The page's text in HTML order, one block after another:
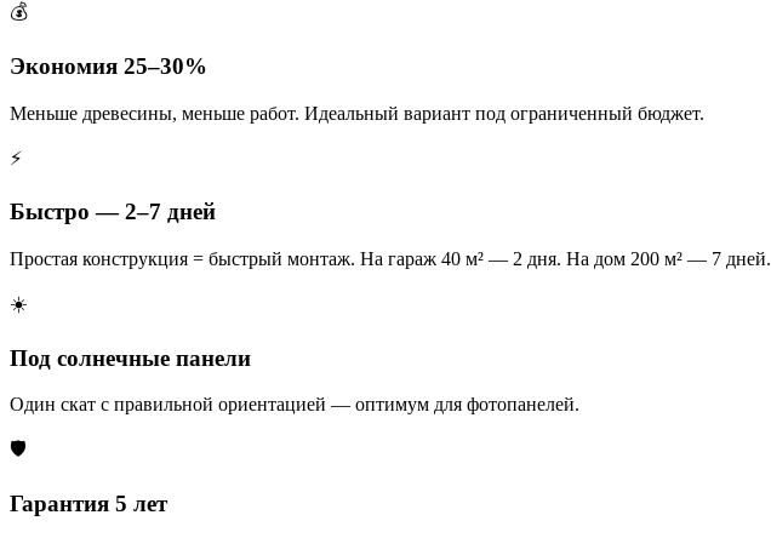
💰
Экономия 25–30%
Меньше древесины, меньше работ. Идеальный вариант под ограниченный бюджет.
⚡
Быстро — 2–7 дней
Простая конструкция = быстрый монтаж. На гараж 40 м² — 2 дня. На дом 200 м² — 7 дней.
☀️
Под солнечные панели
Один скат с правильной ориентацией — оптимум для фотопанелей.
🛡️
Гарантия 5 лет